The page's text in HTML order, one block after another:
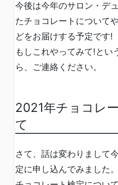
今後は今年のサロン・デ
たチョコレートについて
どをお届けする予定です!
もしこれやってみて!とい
ら、ご連絡ください。
2021年チョコレ
て
さて、話は変わりまして
定に申し込んでみました